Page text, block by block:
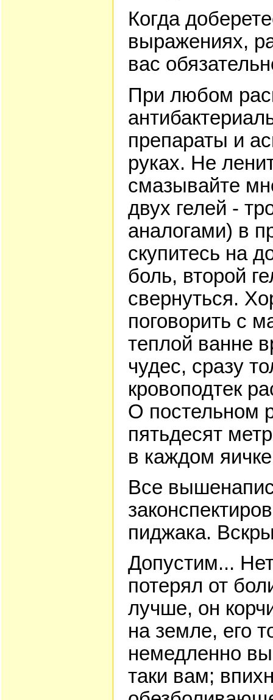
Когда
выражениях,
вас
При любом
препараты и
руках. Не
смазывайте
двух гелей -
аналогами) в
скупитесь на
боль, второй
свернуться.
поговорить с
теплой ванне
чудес, сразу
кровоподтек
О постельном
пятьдесят
в каждом
Все
пиджака.
Допустим...
потерял от
лучше, он
на земле, его
немедленно
таки вам;